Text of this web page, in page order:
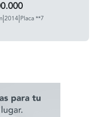
|2014|Placa **7